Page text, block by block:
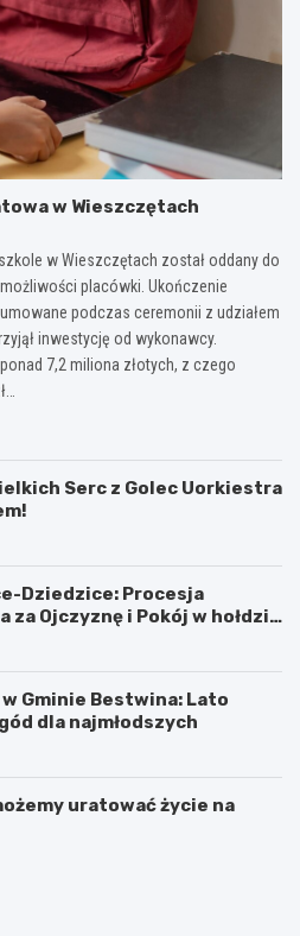
w Wieszczętach
w Wieszczętach został oddany do
placówki. Ukończenie
podczas ceremonii z udziałem
inwestycję od wykonawcy.
7,2 miliona złotych, z czego
Serc z Golec Uorkiestra
Dziedzice: Procesja
za Ojczyznę i Pokój w hołdzie
w Gminie Bestwina: Lato
dla najmłodszych
uratować życie na